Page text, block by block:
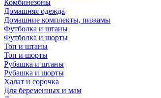
Комбинезоны
Домашняя одежда
Домашние комплекты, пижамы
Футболка и штаны
Футболка и шорты
Топ и штаны
Топ и шорты
Рубашка и штаны
Рубашка и шорты
Халат и сорочка
Для беременных и мам